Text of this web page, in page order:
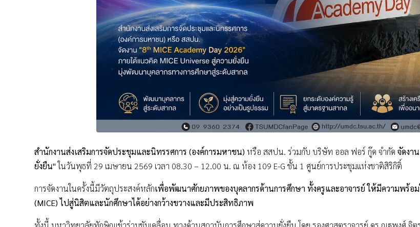
สำนักงานส่งเสริมการจัดประชุมและนิทรรศการ (องค์การมหาชน) หรือ สสปน. ร่วมกับ บริษัท ออล ฟอร์ กู๊ด จำกัด จัดงา
ยั่งยืน"ในวันพุธที่ 29 เมษายน 2569 เวลา 08.30 – 12.00 น. ณ ห้อง 109 E-G ชั้น 1 ศูนย์การประชุมแห่งชาติสิริกิติ์
การจัดงานในครั้งนี้มีวัตถุประสงค์หลักเพื่อพัฒนาศักยภาพของบุคลากรด้านการศึกษา ทั้งครูและอาจารย์ ให้มีความพร้อ
(MICE) ไปสู่นิสิตและนักศึกษาได้อย่างกว้างขวางและมีประสิทธิภาพ